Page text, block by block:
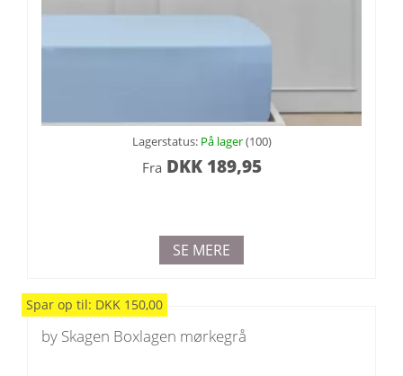
Lagerstatus: På lager(100)
Fra DKK189,95
SE MERE
Spar op til: DKK 150,00
by Skagen Boxlagen mørkegrå